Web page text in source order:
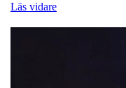
Läs vidare